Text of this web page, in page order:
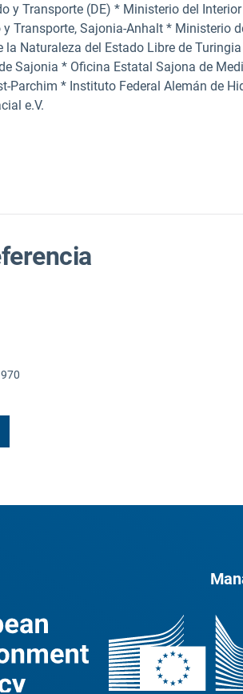
y Transporte (DE) * Ministerio del
Transporte, Sajonia-Anhalt * Ministerio
la Naturaleza del Estado Libre de
Sajonia * Oficina Estatal Sajona de
Parchim * Instituto Federal Alemán de
e.V.